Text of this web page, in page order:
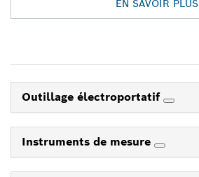
EN SAVOIR PLUS
Outillage électroportatif
Instruments de mesure